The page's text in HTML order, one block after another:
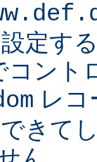
定す
コント
レ
きて